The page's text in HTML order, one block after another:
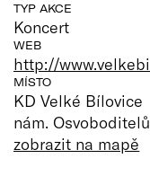
TYP AKCE
Koncert
WEB
http://
MÍSTO
KD Velké Bílovice
nám.
zobrazit na mapě